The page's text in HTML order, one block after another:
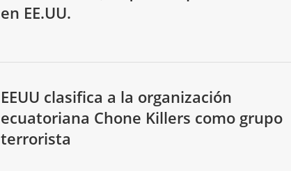
en EE.UU.
EEUU clasifica a la organización
ecuatoriana Chone Killers como grupo
terrorista